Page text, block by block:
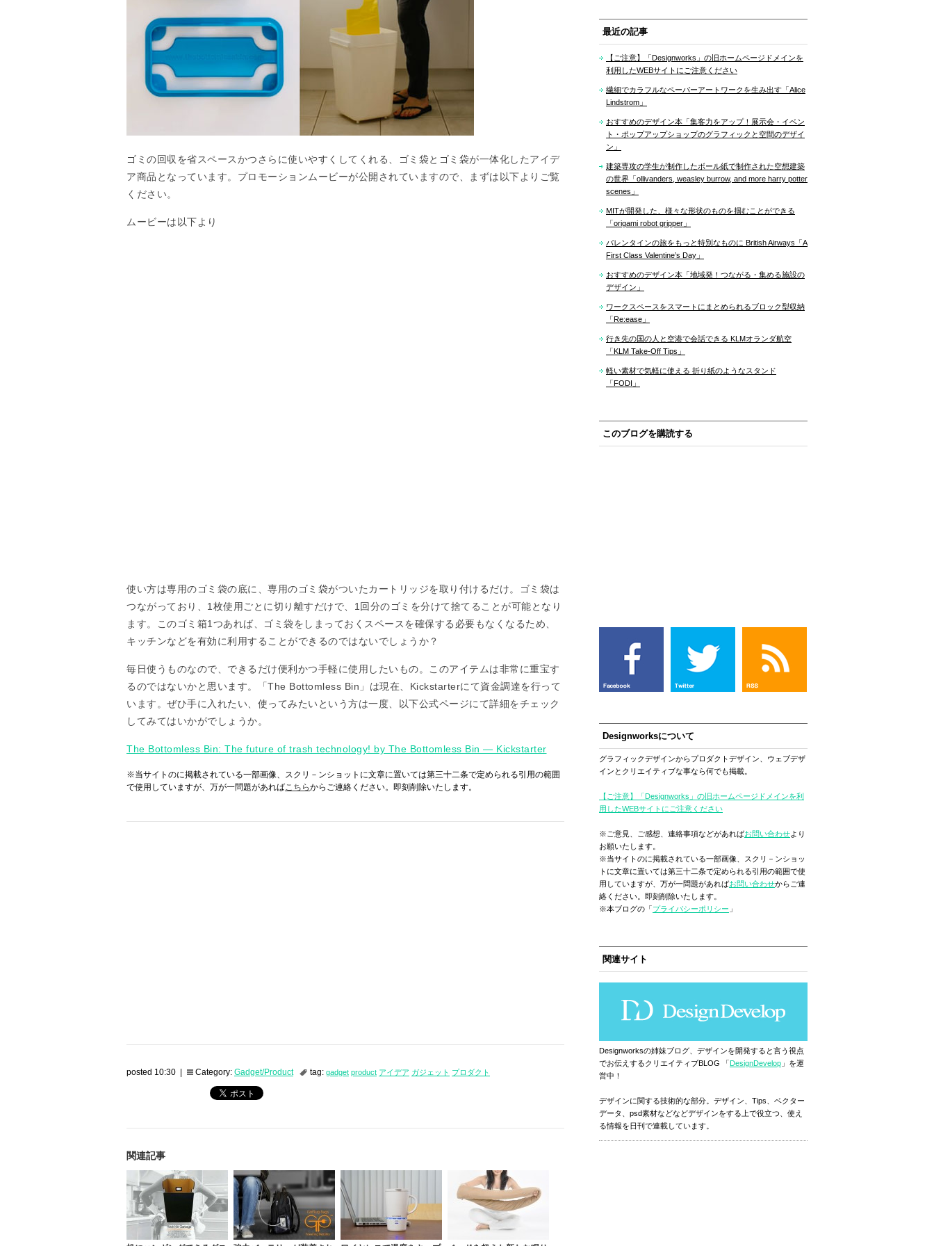
ゴミの回収を省スペースかつさらに使いやすくしてくれる、ゴミ袋とゴミ袋が一体化したアイデ
ア商品となっています。プロモーションムービーが公開されていますので、まずは以下よりご覧
ください。
ムービーは以下より
使い方は専用のゴミ袋の底に、専用のゴミ袋がついたカートリッジを取り付けるだけ。ゴミ袋は
つながっており、1枚使用ごとに切り離すだけで、1回分のゴミを分けて捨てることが可能となり
ます。このゴミ箱1つあれば、ゴミ袋をしまっておくスペースを確保する必要もなくなるため、
キッチンなどを有効に利用することができるのではないでしょうか？
毎日使うものなので、できるだけ便利かつ手軽に使用したいもの。このアイテムは非常に重宝す
るのではないかと思います。「The Bottomless Bin」は現在、Kickstarterにて資金調達を行って
います。ぜひ手に入れたい、使ってみたいという方は一度、以下公式ページにて詳細をチェック
してみてはいかがでしょうか。
The Bottomless Bin: The future of trash technology! by The Bottomless Bin — Kickstarter
※当サイトのに掲載されている一部画像、スクリ－ンショットに文章に置いては第三十二条で定められる引用の範囲
で使用していますが、万が一問題があればこちらからご連絡ください。即刻削除いたします。
posted 10:30 | Category: Gadget/Product tag: gadget product アイデア ガジェット プロダクト
関連記事
最近の記事
【ご注意】「Designworks」の旧ホームページドメインを
利用したWEBサイトにご注意ください
繊細でカラフルなペーパーアートワークを生み出す「Alice
Lindstrom」
おすすめのデザイン本「集客力をアップ！展示会・イベン
ト・ポップアップショップのグラフィックと空間のデザイ
ン」
建築専攻の学生が制作したボール紙で制作された空想建築
の世界「ollivanders, weasley burrow, and more harry potter
scenes」
MITが開発した、様々な形状のものを掴むことができる
「origami robot gripper」
バレンタインの旅をもっと特別なものに British Airways「A
First Class Valentine’s Day」
おすすめのデザイン本「地域発！つながる・集める施設の
デザイン」
ワークスペースをスマートにまとめられるブロック型収納
「Re:ease」
行き先の国の人と空港で会話できる KLMオランダ航空
「KLM Take-Off Tips」
軽い素材で気軽に使える 折り紙のようなスタンド
「FODI」
このブログを購読する
Designworksについて
グラフィックデザインからプロダクトデザイン、ウェブデザ
インとクリエイティブな事なら何でも掲載。
【ご注意】「Designworks」の旧ホームページドメインを利
用したWEBサイトにご注意ください
※ご意見、ご感想、連絡事項などがあればお問い合わせより
お願いたします。
※当サイトのに掲載されている一部画像、スクリ－ンショッ
トに文章に置いては第三十二条で定められる引用の範囲で使
用していますが、万が一問題があればお問い合わせからご連
絡ください。即刻削除いたします。
※本ブログの「プライバシーポリシー 」
関連サイト
Designworksの姉妹ブログ、デザインを開発すると言う視点
でお伝えするクリエイティブBLOG 「DesignDevelop 」を運
営中！
デザインに関する技術的な部分。デザイン、Tips、ベクター
データ、psd素材などなどデザインをする上で役立つ、使え
る情報を日刊で連載しています。